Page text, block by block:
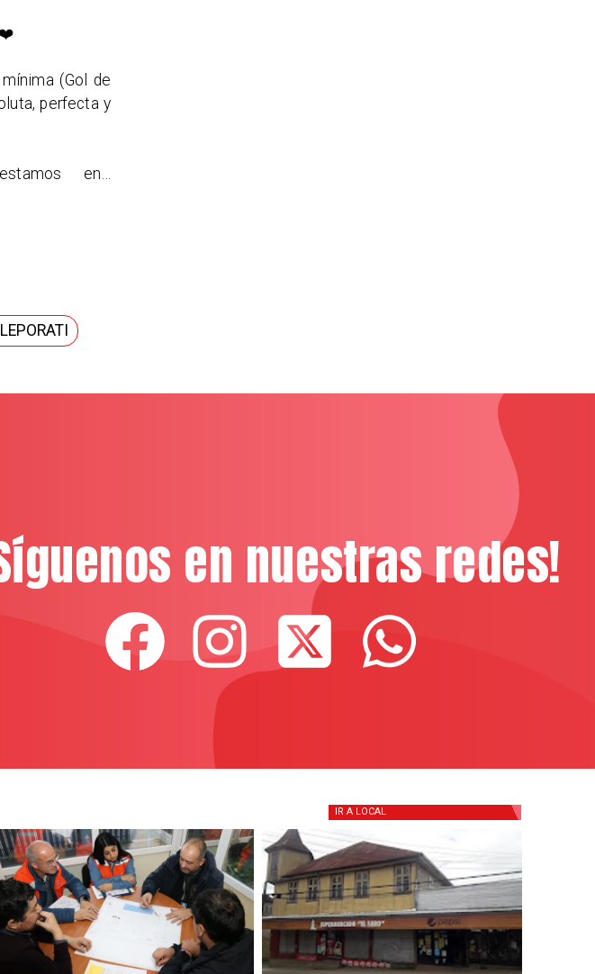
(Gol de
perfecta y
en…
en nuestras redes!
IR A LOCAL